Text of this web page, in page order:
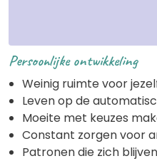
Persoonlijke ontwikkeling
Weinig ruimte voor
Leven op de
Moeite met keuzes
Constant zorgen voor
Patronen die zich